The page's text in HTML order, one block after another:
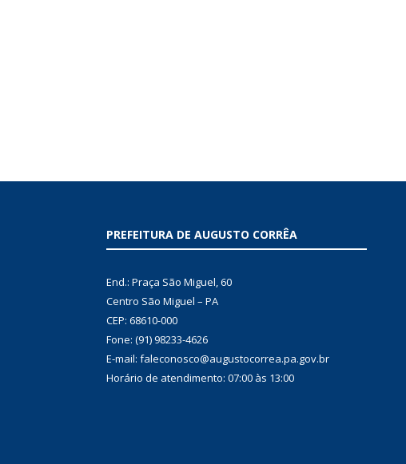
PREFEITURA DE AUGUSTO CORRÊA
End.: Praça São Miguel, 60
Centro São Miguel – PA
CEP: 68610-000
Fone: (91) 98233-4626
E-mail: faleconosco@augustocorrea.pa.gov.br
Horário de atendimento: 07:00 às 13:00